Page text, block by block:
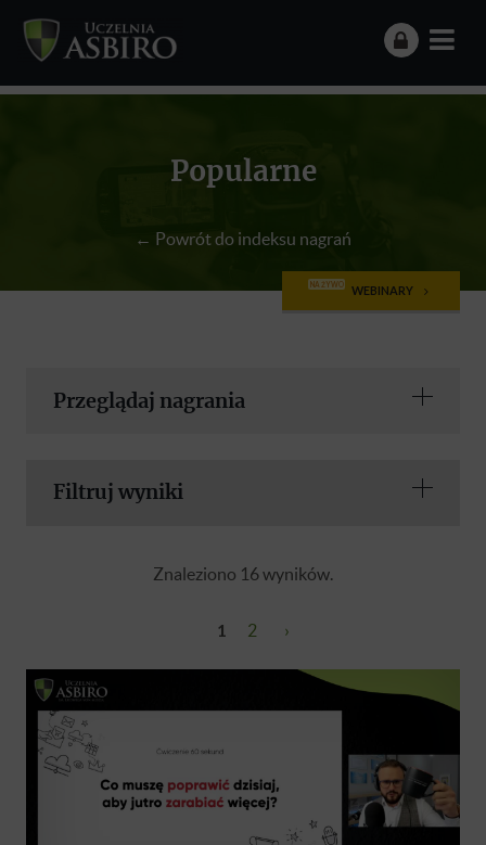
Popularne
← Powrót do indeksu nagrań
NA ŻYWO WEBINARY
Przeglądaj nagrania
Filtruj wyniki
Znaleziono 16 wyników.
1 2 ›